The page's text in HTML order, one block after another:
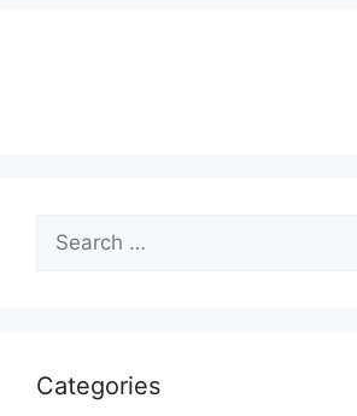
Search
for:
Categories